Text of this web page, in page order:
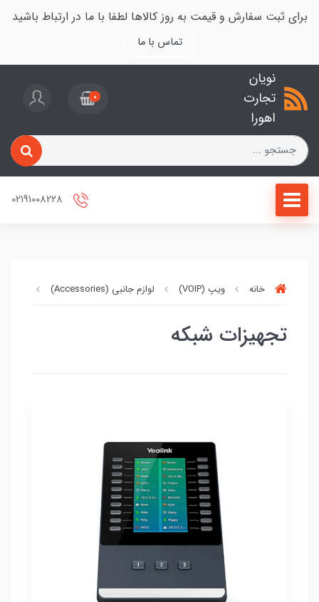
برای ثبت سفارش و قیمت به روز کالاها لطفا با ما در ارتباط باشید
تماس با ما
نویان
تجارت
اهورا
0
خانه ویپ (VOIP) لوازم جانبی (Accessories)
تجهیزات شبکه